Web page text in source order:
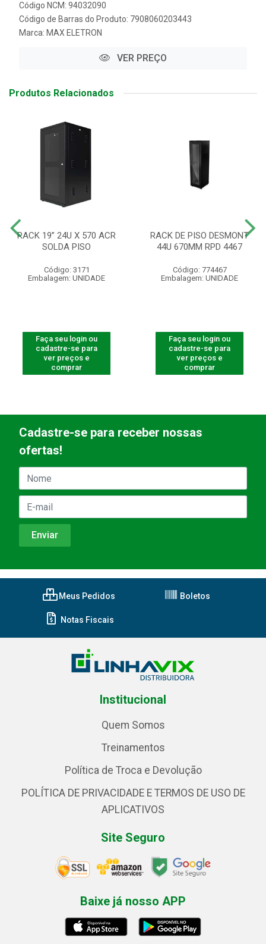
Código NCM: 94032090
Código de Barras do Produto: 7908060203443
Marca: MAX ELETRON
VER PREÇO
Produtos Relacionados
RACK 19” 24U X 570 ACR
SOLDA PISO
Código: 3171
Embalagem: UNIDADE
Faça seu login ou
cadastre-se para
ver preços e
comprar
RACK DE PISO DESMONT
44U 670MM RPD 4467
Código: 774467
Embalagem: UNIDADE
Faça seu login ou
cadastre-se para
ver preços e
comprar
Cadastre-se para receber nossas
ofertas!
Meus Pedidos Boletos
Notas Fiscais
Institucional
Quem Somos
Treinamentos
Política de Troca e Devolução
POLÍTICA DE PRIVACIDADE E TERMOS DE USO DE
APLICATIVOS
Site Seguro
Baixe já nosso APP